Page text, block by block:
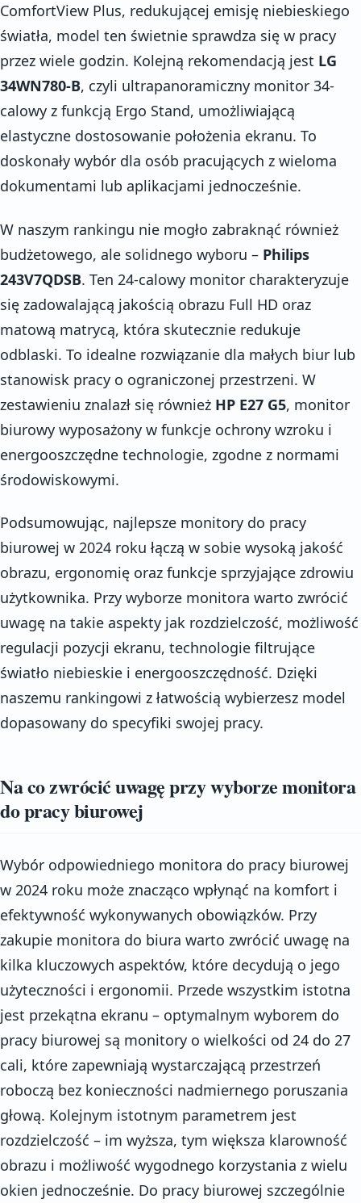
ComfortView Plus, redukującej emisję niebieskiego
światła, model ten świetnie sprawdza się w pracy
przez wiele godzin. Kolejną rekomendacją jest LG
34WN780-B, czyli ultrapanoramiczny monitor 34-
calowy z funkcją Ergo Stand, umożliwiającą
elastyczne dostosowanie położenia ekranu. To
doskonały wybór dla osób pracujących z wieloma
dokumentami lub aplikacjami jednocześnie.
W naszym rankingu nie mogło zabraknąć również
budżetowego, ale solidnego wyboru – Philips
243V7QDSB. Ten 24-calowy monitor charakteryzuje
się zadowalającą jakością obrazu Full HD oraz
matową matrycą, która skutecznie redukuje
odblaski. To idealne rozwiązanie dla małych biur lub
stanowisk pracy o ograniczonej przestrzeni. W
zestawieniu znalazł się również HP E27 G5, monitor
biurowy wyposażony w funkcje ochrony wzroku i
energooszczędne technologie, zgodne z normami
środowiskowymi.
Podsumowując, najlepsze monitory do pracy
biurowej w 2024 roku łączą w sobie wysoką jakość
obrazu, ergonomię oraz funkcje sprzyjające zdrowiu
użytkownika. Przy wyborze monitora warto zwrócić
uwagę na takie aspekty jak rozdzielczość, możliwość
regulacji pozycji ekranu, technologie filtrujące
światło niebieskie i energooszczędność. Dzięki
naszemu rankingowi z łatwością wybierzesz model
dopasowany do specyfiki swojej pracy.
Na co zwrócić uwagę przy wyborze monitora
do pracy biurowej
Wybór odpowiedniego monitora do pracy biurowej
w 2024 roku może znacząco wpłynąć na komfort i
efektywność wykonywanych obowiązków. Przy
zakupie monitora do biura warto zwrócić uwagę na
kilka kluczowych aspektów, które decydują o jego
użyteczności i ergonomii. Przede wszystkim istotna
jest przekątna ekranu – optymalnym wyborem do
pracy biurowej są monitory o wielkości od 24 do 27
cali, które zapewniają wystarczającą przestrzeń
roboczą bez konieczności nadmiernego poruszania
głową. Kolejnym istotnym parametrem jest
rozdzielczość – im wyższa, tym większa klarowność
obrazu i możliwość wygodnego korzystania z wielu
okien jednocześnie. Do pracy biurowej szczególnie